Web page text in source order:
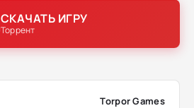
СКАЧАТЬ ИГРУ
Торрент
Torpor Games